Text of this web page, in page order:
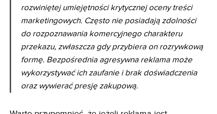
rozwiniętej umiejętności krytycznej oceny treści
marketingowych. Często nie posiadają zdolności
do rozpoznawania komercyjnego charakteru
przekazu, zwłaszcza gdy przybiera on rozrywkową
formę. Bezpośrednia agresywna reklama może
wykorzystywać ich zaufanie i brak doświadczenia
oraz wywierać presję zakupową.